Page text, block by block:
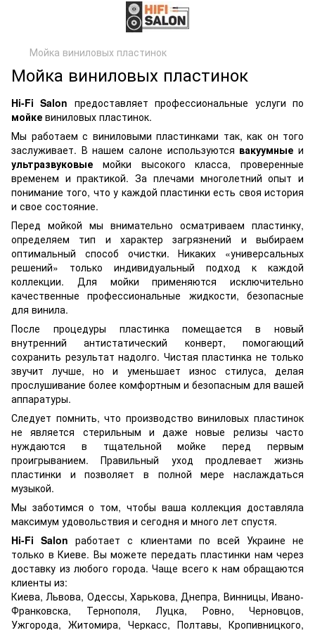
Мойка виниловых пластинок
Мойка виниловых пластинок
Hi-Fi Salon предоставляет профессиональные услуги по
мойке виниловых пластинок.
Мы работаем с виниловыми пластинками так, как он того
заслуживает. В нашем салоне используются вакуумные и
ультразвуковые мойки высокого класса, проверенные
временем и практикой. За плечами многолетний опыт и
понимание того, что у каждой пластинки есть своя история
и свое состояние.
Перед мойкой мы внимательно осматриваем пластинку,
определяем тип и характер загрязнений и выбираем
оптимальный способ очистки. Никаких «универсальных
решений» только индивидуальный подход к каждой
коллекции. Для мойки применяются исключительно
качественные профессиональные жидкости, безопасные
для винила.
После процедуры пластинка помещается в новый
внутренний антистатический конверт, помогающий
сохранить результат надолго. Чистая пластинка не только
звучит лучше, но и уменьшает износ стилуса, делая
прослушивание более комфортным и безопасным для вашей
аппаратуры.
Следует помнить, что производство виниловых пластинок
не является стерильным и даже новые релизы часто
нуждаются в тщательной мойке перед первым
проигрыванием. Правильный уход продлевает жизнь
пластинки и позволяет в полной мере наслаждаться
музыкой.
Мы заботимся о том, чтобы ваша коллекция доставляла
максимум удовольствия и сегодня и много лет спустя.
Hi-Fi Salon работает с клиентами по всей Украине не
только в Киеве. Вы можете передать пластинки нам через
доставку из любого города. Чаще всего к нам обращаются
клиенты из:
Киева, Львова, Одессы, Харькова, Днепра, Винницы, Ивано-
Франковска, Тернополя, Луцка, Ровно, Черновцов,
Ужгорода, Житомира, Черкасс, Полтавы, Кропивницкого,